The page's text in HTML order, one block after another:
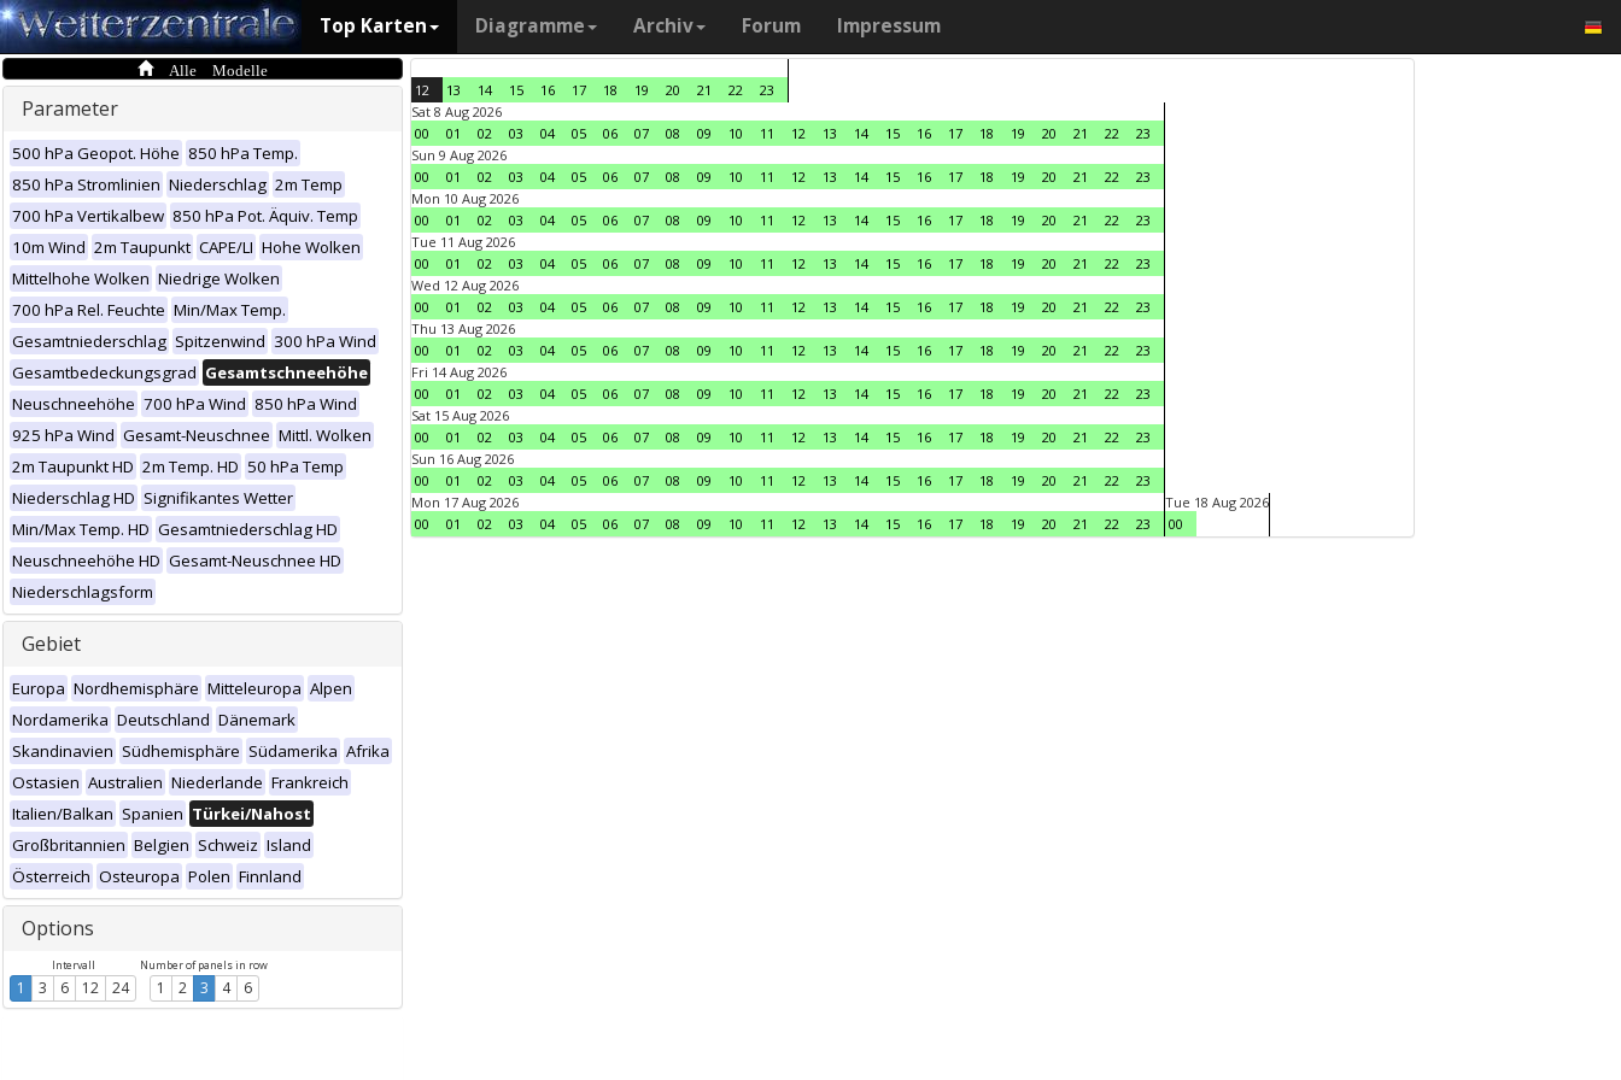
Top Karten Diagramme Archiv Forum Impressum
Alle Modelle
Parameter
500 hPa Geopot. Höhe 850 hPa Temp.
850 hPa Stromlinien Niederschlag 2m Temp
700 hPa Vertikalbew 850 hPa Pot. Äquiv. Temp
10m Wind 2m Taupunkt CAPE/LI Hohe Wolken
Mittelhohe Wolken Niedrige Wolken
700 hPa Rel. Feuchte Min/Max Temp.
Gesamtniederschlag Spitzenwind 300 hPa Wind
Gesamtbedeckungsgrad Gesamtschneehöhe
Neuschneehöhe 700 hPa Wind 850 hPa Wind
925 hPa Wind Gesamt-Neuschnee Mittl. Wolken
2m Taupunkt HD 2m Temp. HD 50 hPa Temp
Niederschlag HD Signifikantes Wetter
Min/Max Temp. HD Gesamtniederschlag HD
Neuschneehöhe HD Gesamt-Neuschnee HD
Niederschlagsform
Gebiet
Europa Nordhemisphäre Mitteleuropa Alpen
Nordamerika Deutschland Dänemark
Skandinavien Südhemisphäre Südamerika Afrika
Ostasien Australien Niederlande Frankreich
Italien/Balkan Spanien Türkei/Nahost
Großbritannien Belgien Schweiz Island
Österreich Osteuropa Polen Finnland
Options
Intervall
1 3 6 12 24
Number of panels in row
1 2 3 4 6
12 13 14 15 16 17 18 19 20 21 22
23
Sat 8 Aug 2026
00
01 02 03 04 05 06 07 08 09 10 11 12 13 14 15 16 17 18 19 20 21 22
23
Sun 9 Aug 2026
00
01 02 03 04 05 06 07 08 09 10 11 12 13 14 15 16 17 18 19 20 21 22
23
Mon 10 Aug 2026
00
01 02 03 04 05 06 07 08 09 10 11 12 13 14 15 16 17 18 19 20 21 22
23
Tue 11 Aug 2026
00
01 02 03 04 05 06 07 08 09 10 11 12 13 14 15 16 17 18 19 20 21 22
23
Wed 12 Aug 2026
00
01 02 03 04 05 06 07 08 09 10 11 12 13 14 15 16 17 18 19 20 21 22
23
Thu 13 Aug 2026
00
01 02 03 04 05 06 07 08 09 10 11 12 13 14 15 16 17 18 19 20 21 22
23
Fri 14 Aug 2026
00
01 02 03 04 05 06 07 08 09 10 11 12 13 14 15 16 17 18 19 20 21 22
23
Sat 15 Aug 2026
00
01 02 03 04 05 06 07 08 09 10 11 12 13 14 15 16 17 18 19 20 21 22
23
Sun 16 Aug 2026
00
01 02 03 04 05 06 07 08 09 10 11 12 13 14 15 16 17 18 19 20 21 22
23
Mon 17 Aug 2026
00
01 02 03 04 05 06 07 08 09 10 11 12 13 14 15 16 17 18 19 20 21 22 23
Tue 18 Aug 2026
00